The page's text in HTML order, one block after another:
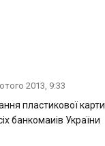
2013, 9:33
пластикової карти.
банкомаиів України